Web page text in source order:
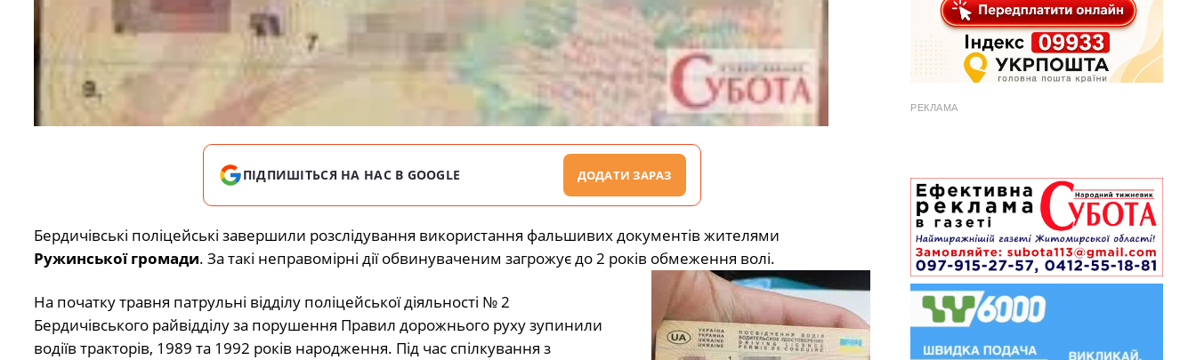
ПІДПИШІТЬСЯ НА НАС В GOOGLE ДОДАТИ ЗАРАЗ
Бердичівські поліцейські завершили розслідування використання фальшивих документів жителями
Ружинської громади. За такі неправомірні дії обвинуваченим загрожує до 2 років обмеження волі.
На початку травня патрульні відділу поліцейської діяльності № 2
Бердичівського райвідділу за порушення Правил дорожнього руху зупинили
водіїв тракторів, 1989 та 1992 років народження. Під час спілкування з
РЕКЛАМА